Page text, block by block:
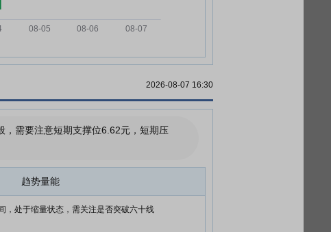
2026-08-07 16:30
，需要注意短期支撑位6.62元，短期压
趋势量能
，处于缩量状态，需关注是否突破六十线